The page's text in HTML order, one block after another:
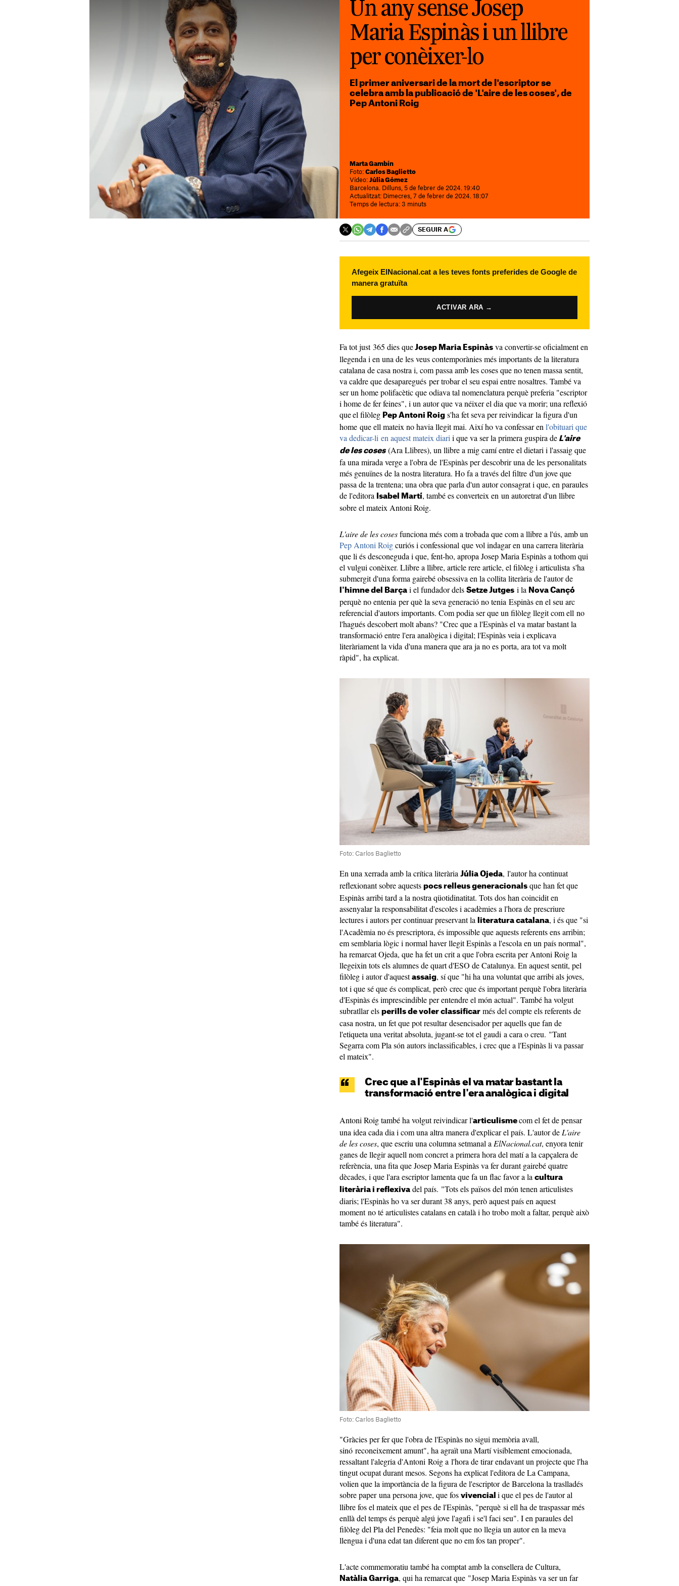
Un any sense Josep
Maria Espinàs i un llibre
per conèixer-lo
El primer aniversari de la mort de l'escriptor se
celebra amb la publicació de 'L'aire de les coses', de
Pep Antoni Roig
Marta Gambín
Foto: Carlos Baglietto
Vídeo: Júlia Gómez
Barcelona. Dilluns, 5 de febrer de 2024. 19:40
Actualitzat: Dimecres, 7 de febrer de 2024. 18:07
Temps de lectura: 3 minuts
SEGUIR A
Afegeix ElNacional.cat a les teves fonts preferides de Google de
manera gratuïta
ACTIVAR ARA →
Fa tot just 365 dies que Josep Maria Espinàs va convertir-se oficialment en
llegenda i en una de les veus contemporànies més importants de la literatura
catalana de casa nostra i, com passa amb les coses que no tenen massa sentit,
va caldre que desaparegués per trobar el seu espai entre nosaltres. També va
ser un home polifacètic que odiava tal nomenclatura perquè preferia "escriptor
i home de fer feines", i un autor que va néixer el dia que va morir; una reflexió
queel filòleg Pep Antoni Roig s'ha fet seva per reivindicar la figura d'un
home que ell mateix no havia llegit mai. Així ho va confessar en l'obituari que
va dedicar-li en aquest mateix diari i que va ser la primera guspira de L'aire
de les coses(Ara Llibres), un llibre a mig camí entre el dietari i l'assaig que
fa una mirada verge a l'obra de l'Espinàs per descobrir una de les personalitats
més genuïnes de la nostra literatura. Ho fa a través del filtre d'un jove que
passa de la trentena; una obra que parla d'un autor consagrat i que, en paraules
de l'editora
Isabel Martí, també es converteix en un autoretrat d'un llibre
sobre el mateix Antoni Roig.
L'aire de les cosesfunciona més com a trobada que com a llibre a l'ús, amb un
Pep Antoni Roigcuriós i confessional que vol indagar en una carrera literària
que li és desconeguda i que, fent-ho, apropa Josep Maria Espinàs a tothom qui
el vulgui conèixer. Llibre a llibre, article rere article, el filòleg i articulista s'ha
submergit d'una forma gairebé obsessiva en la collita literària de l'autor de
l'himne del Barça i el fundador dels Setze Jutges i la Nova Cançó
perquè no entenia per què la seva generació no tenia Espinàs en el seu arc
referencial d'autors importants. Com podia ser que un filòleg llegit com ell no
l'hagués descobert molt abans? "Crec que a l'Espinàs el va matar bastant la
transformació entre l'era analògica i digital; l'Espinàs veia i explicava
literàriament la vida d'una manera que ara ja no es porta, ara tot va molt
ràpid", ha explicat.
Foto: Carlos Baglietto
En una xerrada amb la crítica literària Júlia Ojeda, l'autor ha continuat
reflexionant sobre aquests pocs relleus generacionals que han fet que
Espinàs arribi tard a la nostra qüotidinatitat. Tots dos han coincidit en
assenyalar la responsabilitat d'escoles i acadèmies a l'hora de prescriure
lectures i autors per continuar preservant la
literatura catalana, i és que "si
l'Acadèmia no és prescriptora, és impossible que aquests referents ens arribin;
em semblaria lògic i normal haver llegit Espinàs a l'escola en un país normal",
ha remarcat Ojeda, que ha fet un crit a que l'obra escrita per Antoni Roig la
llegeixin tots els alumnes de quart d'ESO de Catalunya. En aquest sentit, pel
filòleg i autor d'aquest assaig, sí que "hi ha una voluntat que arribi als joves,
tot i que sé que és complicat, però crec que és important perquè l'obra literària
d'Espinàs és imprescindible per entendre el món actual". També ha volgut
subratllar els perills de voler classificar més del compte els referents de
casa nostra, un fet que pot resultar desencisador per aquells que fan de
l'etiqueta una veritat absoluta, jugant-se tot el gaudi a cara o creu. "Tant
Segarra com Pla són autors inclassificables, i crec que a l'Espinàs li va passar
el mateix".
Crec que a l'Espinàs el va matar bastant la
transformació entre l'era analògica i digital
Antoni Roig també ha volgut reivindicar l'articulisme com el fet de pensar
una idea cada dia i com una altra manera d'explicar el país. L'autor de L'aire
de les coses, que escriu una columna setmanal a ElNacional.cat, enyora tenir
ganes de llegir aquell nom concret a primera hora del matí a la capçalera de
referència, una fita que Josep Maria Espinàs va fer durant gairebé quatre
dècades, i que l'ara escriptor lamenta que fa un flac favor a la cultura
literària i reflexiva del país. "Tots els països del món tenen articulistes
diaris; l'Espinàs ho va ser durant 38 anys, però aquest país en aquest
moment no té articulistes catalans en català i ho trobo molt a faltar, perquè això
també és literatura".
Foto: Carlos Baglietto
"Gràcies per fer que l'obra de l'Espinàs no sigui memòria avall,
sinó reconeixement amunt", ha agraït una Martí visiblement emocionada,
ressaltant l'alegria d'Antoni Roig a l'hora de tirar endavant un projecte que l'ha
tingut ocupat durant mesos. Segons ha explicat l'editora de La Campana,
volien que la importància de la figura de l'escriptor de Barcelona la traslladés
sobre paper una persona jove, que fos vivencial i que el pes de l'autor al
llibre fos el mateix que el pes de l'Espinàs, "perquè si ell ha de traspassar més
enllà del temps és perquè algú jove l'agafi i se'l faci seu". I en paraules del
filòleg del Pla del Penedès: "feia molt que no llegia un autor en la meva
llengua i d'una edat tan diferent que no em fos tan proper".
L'acte commemoratiu també ha comptat amb la consellera de Cultura,
Natàlia Garriga, qui ha remarcat que "Josep Maria Espinàs va ser un far